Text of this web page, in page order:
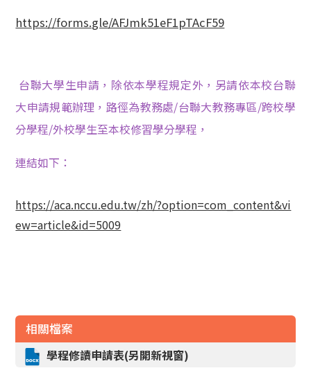
https://forms.gle/AFJmk51eF1pTAcF59
台聯大學生申請，除依本學程規定外，另請依本校台聯
大申請規範辦理，路徑為教務處/台聯大教務專區/跨校學
分學程/外校學生至本校修習學分學程，
連結如下：
https://aca.nccu.edu.tw/zh/?option=com_content&vi
ew=article&id=5009
相關檔案
學程修讀申請表(另開新視窗)